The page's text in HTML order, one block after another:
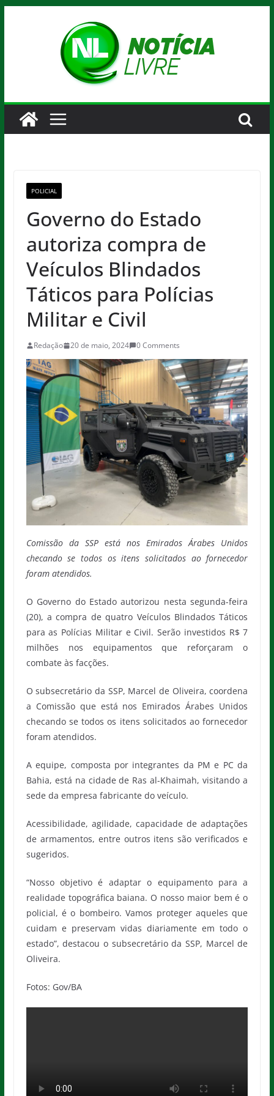
POLICIAL
Governo do Estado
autoriza compra de
Veículos Blindados
Táticos para Polícias
Militar e Civil
Redação 20 de maio, 2024 0 Comments
Comissão da SSP está nos Emirados Árabes Unidos
checando se todos os itens solicitados ao fornecedor
foram atendidos.
O Governo do Estado autorizou nesta segunda-feira
(20), a compra de quatro Veículos Blindados Táticos
para as Polícias Militar e Civil. Serão investidos R$ 7
milhões nos equipamentos que reforçaram o
combate às facções.
O subsecretário da SSP, Marcel de Oliveira, coordena
a Comissão que está nos Emirados Árabes Unidos
checando se todos os itens solicitados ao fornecedor
foram atendidos.
A equipe, composta por integrantes da PM e PC da
Bahia, está na cidade de Ras al-Khaimah, visitando a
sede da empresa fabricante do veículo.
Acessibilidade, agilidade, capacidade de adaptações
de armamentos, entre outros itens são verificados e
sugeridos.
“Nosso objetivo é adaptar o equipamento para a
realidade topográfica baiana. O nosso maior bem é o
policial, é o bombeiro. Vamos proteger aqueles que
cuidam e preservam vidas diariamente em todo o
estado”, destacou o subsecretário da SSP, Marcel de
Oliveira.
Fotos: Gov/BA